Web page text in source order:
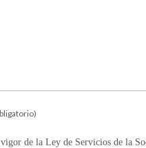
de la Ley de Servicios de la